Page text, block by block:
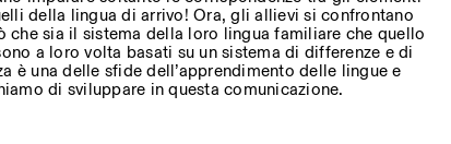
della lingua di arrivo! Ora, gli allievi si confrontano
che sia il sistema della loro lingua familiare che quello
a loro volta basati su un sistema di differenze e di
è una delle sfide dell’apprendimento delle lingue e
di sviluppare in questa comunicazione.